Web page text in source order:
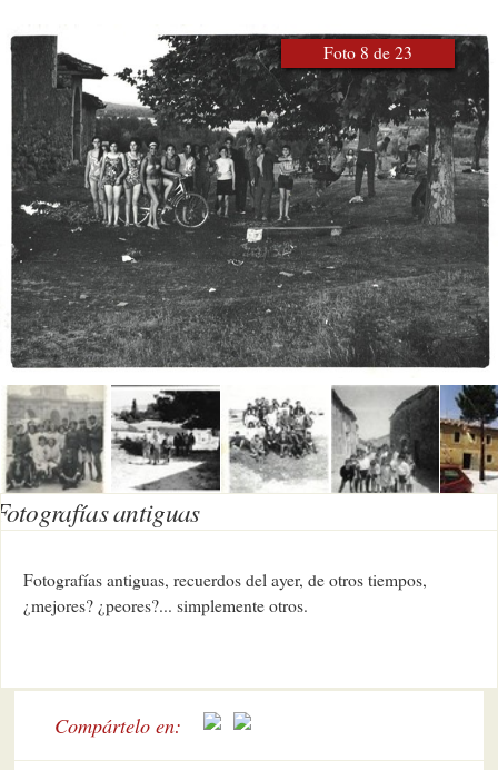
Foto 8 de 23
antiguas
Fotografías antiguas, recuerdos del ayer, de otros tiempos,
¿mejores? ¿peores?... simplemente otros.
Compártelo en: